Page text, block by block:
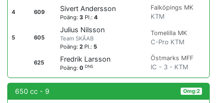
4 609 Sivert Andersson
Poäng:3 Pl.:4
Falköpings MK
KTM
5 605
Julius Nilsson
Team SKÅAB
Poäng:2 Pl.: 5
Tomelilla MK
C-Pro KTM
625 Fredrik Larsson
Poäng:0DNS
Östmarks MFF
IC - 3 - KTM
650 cc - 9 Omg:2